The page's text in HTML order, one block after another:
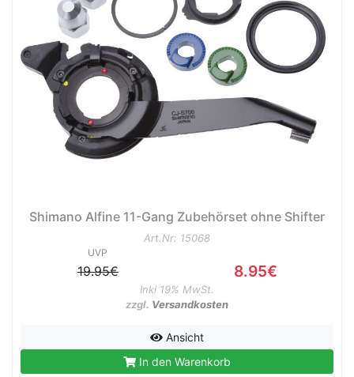
Shimano Alfine 11-Gang Zubehörset ohne Shifter
Art.Nr: 15068
UVP
19.95€ 8.95€
Inkl 19% MwSt.
zzgl. Versandkosten
Ansicht
In den Warenkorb